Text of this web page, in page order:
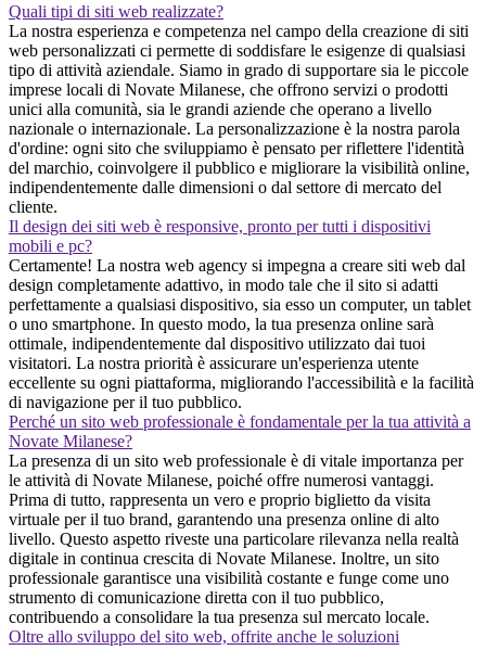
Quali tipi di siti web realizzate?
La nostra esperienza e competenza nel campo della creazione di siti
web personalizzati ci permette di soddisfare le esigenze di qualsiasi
tipo di attività aziendale. Siamo in grado di supportare sia le piccole
imprese locali di Novate Milanese, che offrono servizi o prodotti
unici alla comunità, sia le grandi aziende che operano a livello
nazionale o internazionale. La personalizzazione è la nostra parola
d'ordine: ogni sito che sviluppiamo è pensato per riflettere l'identità
del marchio, coinvolgere il pubblico e migliorare la visibilità online,
indipendentemente dalle dimensioni o dal settore di mercato del
cliente.
Il design dei siti web è responsive, pronto per tutti i dispositivi
mobili e pc?
Certamente! La nostra web agency si impegna a creare siti web dal
design completamente adattivo, in modo tale che il sito si adatti
perfettamente a qualsiasi dispositivo, sia esso un computer, un tablet
o uno smartphone. In questo modo, la tua presenza online sarà
ottimale, indipendentemente dal dispositivo utilizzato dai tuoi
visitatori. La nostra priorità è assicurare un'esperienza utente
eccellente su ogni piattaforma, migliorando l'accessibilità e la facilità
di navigazione per il tuo pubblico.
Perché un sito web professionale è fondamentale per la tua attività a
Novate Milanese?
La presenza di un sito web professionale è di vitale importanza per
le attività di Novate Milanese, poiché offre numerosi vantaggi.
Prima di tutto, rappresenta un vero e proprio biglietto da visita
virtuale per il tuo brand, garantendo una presenza online di alto
livello. Questo aspetto riveste una particolare rilevanza nella realtà
digitale in continua crescita di Novate Milanese. Inoltre, un sito
professionale garantisce una visibilità costante e funge come uno
strumento di comunicazione diretta con il tuo pubblico,
contribuendo a consolidare la tua presenza sul mercato locale.
Oltre allo sviluppo del sito web, offrite anche le soluzioni